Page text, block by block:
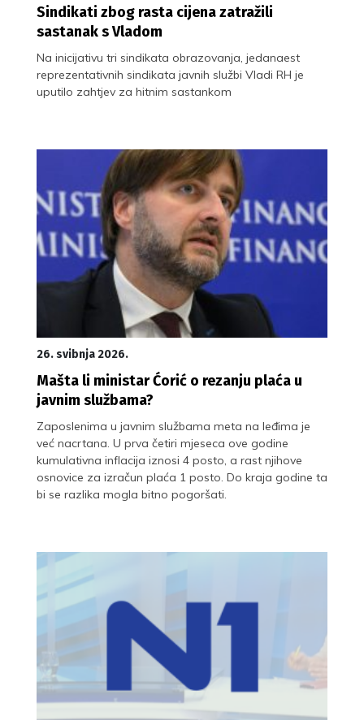
Sindikati zbog rasta cijena zatražili
sastanak s Vladom
Na inicijativu tri sindikata obrazovanja, jedanaest
reprezentativnih sindikata javnih službi Vladi RH je
uputilo zahtjev za hitnim sastankom
26. svibnja 2026.
Mašta li ministar Ćorić o rezanju plaća u
javnim službama?
Zaposlenima u javnim službama meta na leđima je
već nacrtana. U prva četiri mjeseca ove godine
kumulativna inflacija iznosi 4 posto, a rast njihove
osnovice za izračun plaća 1 posto. Do kraja godine ta
bi se razlika mogla bitno pogoršati.